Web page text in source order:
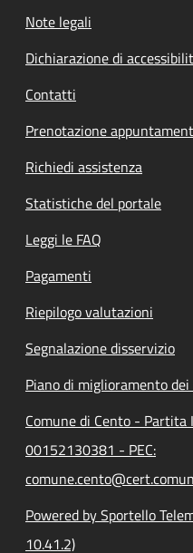
Note legali
Dichiarazione di
Contatti
Prenotazione
Richiedi assistenza
Statistiche del portale
Leggi le FAQ
Pagamenti
Riepilogo valutazioni
Segnalazione disservizio
Piano di miglioramento
Comune di Cento -
00152130381 - PEC:
Powered by Sportello
10.41.2)